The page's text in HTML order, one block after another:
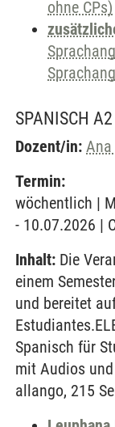
ohne CPs)
SPANISCH A2
Dozent/in:
Termin:
wöchentlich |
- 10.07.2026 |
Inhalt: Die
einem
und bereitet
Spanisch für
mit Audios
allango, 215